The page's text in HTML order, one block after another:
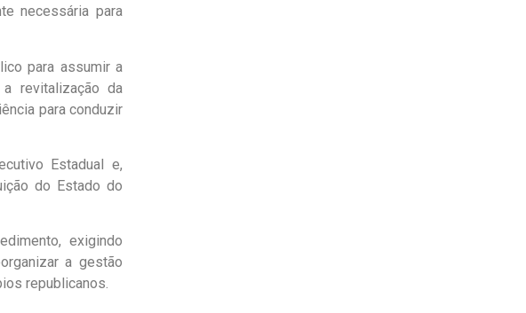
necessária para
para assumir a
revitalização da
para conduzir
Estadual e,
do Estado do
exigindo
a gestão
republicanos.